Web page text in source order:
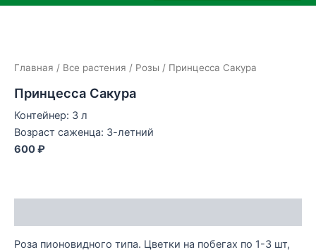
Главная / Все растения / Розы / Принцесса Сакура
Принцесса Сакура
Контейнер: 3 л
Возраст саженца: 3-летний
600 ₽
Роза пионовидного типа. Цветки на побегах по 1-3 шт,